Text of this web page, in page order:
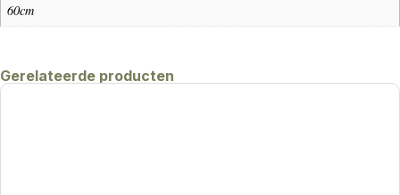
60cm
Gerelateerde producten